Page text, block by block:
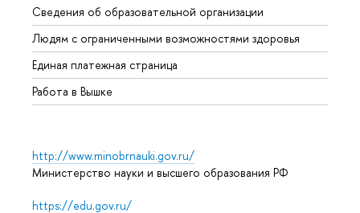
Сведения об образовательной организации
Людям с ограниченными возможностями здоровья
Единая платежная страница
Работа в Вышке
http://www.minobrnauki.gov.ru/
Министерство науки и высшего образования РФ
https://edu.gov.ru/